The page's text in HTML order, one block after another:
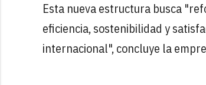
Esta nueva estructura busca
eficiencia, sostenibilidad y
internacional", concluye la